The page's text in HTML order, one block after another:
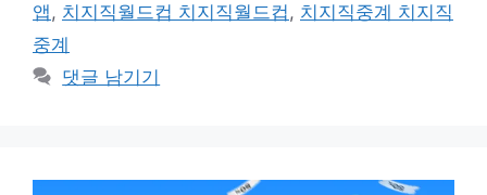
앱, 치지직월드컵 치지직월드컵, 치지직중계 치지직
중계
댓글 남기기